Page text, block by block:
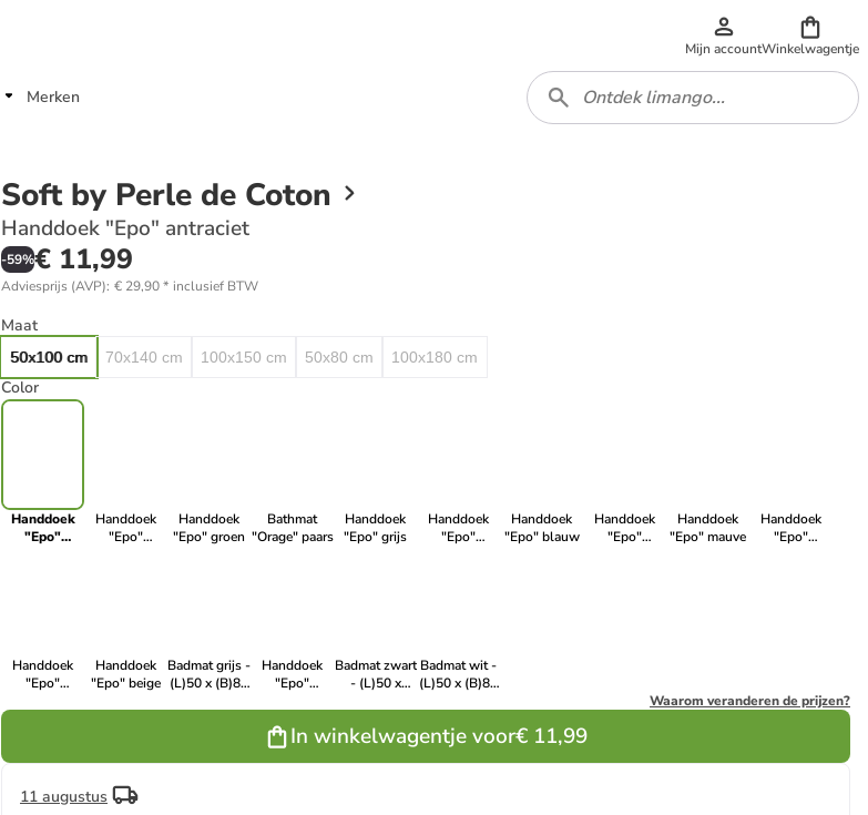
Mijn accountWinkelwagentje
Merken
Soft by Perle de Coton
Handdoek "Epo" antraciet
-59%€ 11,99
Adviesprijs (AVP): € 29,90* inclusief BTW
Maat
50x100 cm 70x140 cm 100x150 cm 50x80 cm 100x180 cm
Color
Handdoek
"Epo"
Handdoek
"Epo"
Handdoek
"Epo" groen
Bathmat
"Orage" paars
Handdoek
"Epo" grijs
Handdoek
"Epo"
Handdoek
"Epo" blauw
Handdoek
"Epo"
Handdoek
"Epo" mauve
Handdoek
"Epo"
Handdoek
"Epo"
Handdoek
"Epo" beige
Badmat grijs -
(L)50 x (B)80
Handdoek
"Epo"
Badmat zwart
- (L)50 x
Badmat wit -
(L)50 x (B)80
Waarom veranderen de prijzen?
In winkelwagentje voor€ 11,99
11 augustus